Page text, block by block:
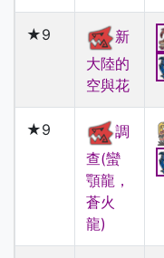
★9
新
大陸的
空與花
★9
調
查(蠻
顎龍，
蒼火
龍)